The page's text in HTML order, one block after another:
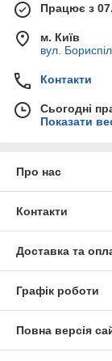
Працює з
м. Київ
вул.
Контакти
Сьогодні
Показати
Про нас
Контакти
Доставка та
Графік роботи
Повна версія